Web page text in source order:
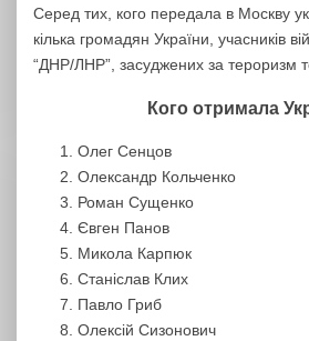
Серед тих, кого передала в Москву
кілька громадян України, учасників
“ДНР/ЛНР”, засуджених за тероризм
Кого отримала
Олег Сенцов
Олександр Кольченко
Роман Сущенко
Євген Панов
Микола Карпюк
Станіслав Клих
Павло Гриб
Олексій Сизонович